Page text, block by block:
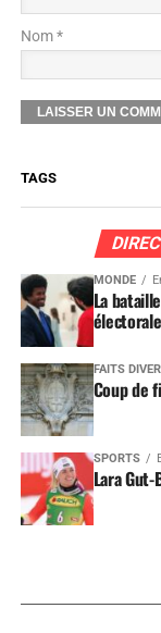
Nom *
TAGS
MONDE
La
FAITS
Coup de
SPORTS
Lara